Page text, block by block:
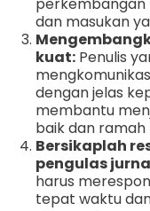
dan masukan
kuat: Penulis
dengan jelas
membantu
baik dan
Bersikaplah
pengulas
harus
tepat waktu